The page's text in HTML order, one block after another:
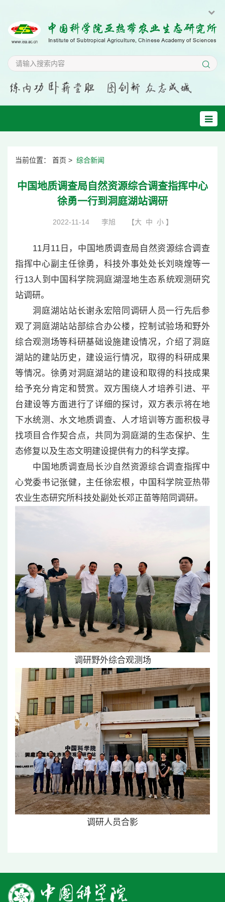
当前位置： 首页 > 综合新闻
中国地质调查局自然资源综合调查指挥中心
徐勇一行到洞庭湖站调研
2022-11-14 李旭 【大 中 小】
11月11日，中国地质调查局自然资源综合调查
指挥中心副主任徐勇，科技外事处处长刘晓煌等一
行13人到中国科学院洞庭湖湿地生态系统观测研究
站调研。
洞庭湖站站长谢永宏陪同调研人员一行先后参
观了洞庭湖站站部综合办公楼，控制试验场和野外
综合观测场等科研基础设施建设情况，介绍了洞庭
湖站的建站历史，建设运行情况，取得的科研成果
等情况。徐勇对洞庭湖站的建设和取得的科技成果
给予充分肯定和赞赏。双方围绕人才培养引进、平
台建设等方面进行了详细的探讨，双方表示将在地
下水统测、水文地质调查、人才培训等方面积极寻
找项目合作契合点，共同为洞庭湖的生态保护、生
态修复以及生态文明建设提供有力的科学支撑。
中国地质调查局长沙自然资源综合调查指挥中
心党委书记张健，主任徐宏根，中国科学院亚热带
农业生态研究所科技处副处长邓正苗等陪同调研。
调研野外综合观测场
调研人员合影